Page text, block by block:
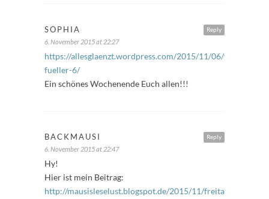
Reply
SOPHIA
6. November 2015 at 22:27
https://allesglaenzt.wordpress.com/2015/11/06/freitags-
fueller-6/
Ein schönes Wochenende Euch allen!!!
Reply
BACKMAUSI
6. November 2015 at 22:47
Hy!
Hier ist mein Beitrag:
http://mausisleselust.blogspot.de/2015/11/freitags-